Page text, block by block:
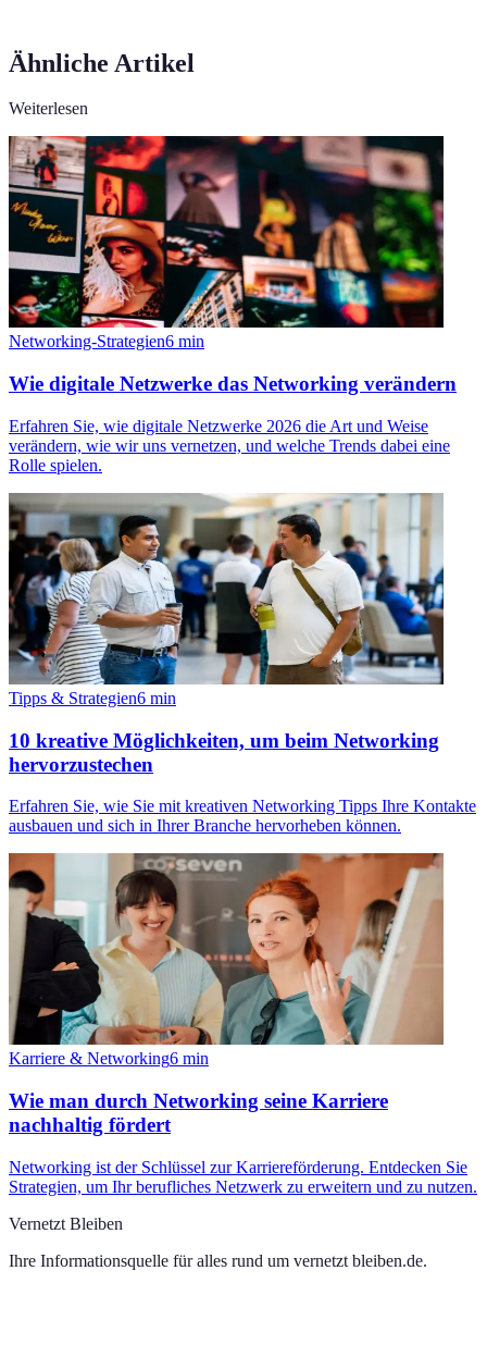
Ähnliche Artikel
Weiterlesen
Networking-Strategien6 min
Wie digitale Netzwerke das Networking verändern
Erfahren Sie, wie digitale Netzwerke 2026 die Art und Weise
verändern, wie wir uns vernetzen, und welche Trends dabei eine
Rolle spielen.
Tipps & Strategien6 min
10 kreative Möglichkeiten, um beim Networking
hervorzustechen
Erfahren Sie, wie Sie mit kreativen Networking Tipps Ihre Kontakte
ausbauen und sich in Ihrer Branche hervorheben können.
Karriere & Networking6 min
Wie man durch Networking seine Karriere
nachhaltig fördert
Networking ist der Schlüssel zur Karriereförderung. Entdecken Sie
Strategien, um Ihr berufliches Netzwerk zu erweitern und zu nutzen.
Vernetzt Bleiben
Ihre Informationsquelle für alles rund um vernetzt bleiben.de.